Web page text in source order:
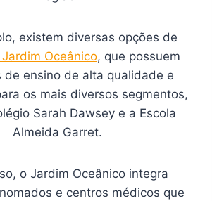
existem diversas opções de
Oceânico, que possuem
de ensino de alta qualidade e
os mais diversos segmentos,
Sarah Dawsey e a Escola
Almeida Garret.
o Jardim Oceânico integra
e centros médicos que